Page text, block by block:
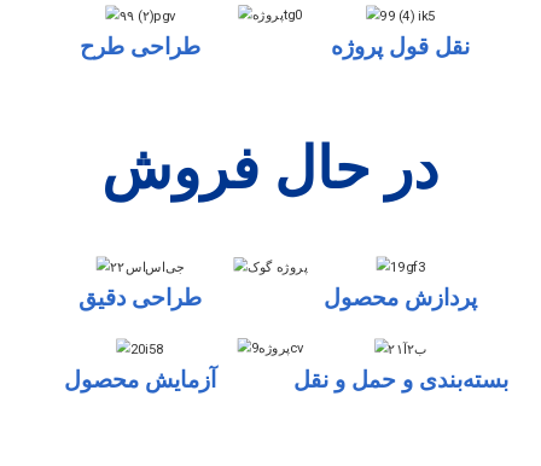
طراحی طرح نقل قول پروژه
در حال فروش
طراحی دقیق پردازش محصول
آزمایش محصول بسته‌بندی و حمل و نقل